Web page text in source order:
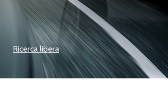
Ricerca libera